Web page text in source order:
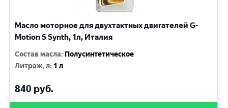
Масло моторное для двухтактных двигателей G-
Motion S Synth, 1л, Италия
Состав масла: Полусинтетическое
Литраж, л: 1 л
840 руб.